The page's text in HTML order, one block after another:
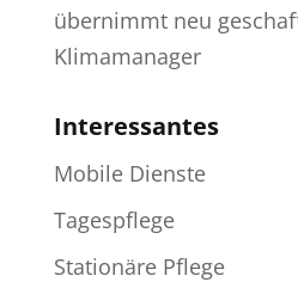
übernimmt neu
Klimamanager
Interessantes
Mobile Dienste
Tagespflege
Stationäre Pflege